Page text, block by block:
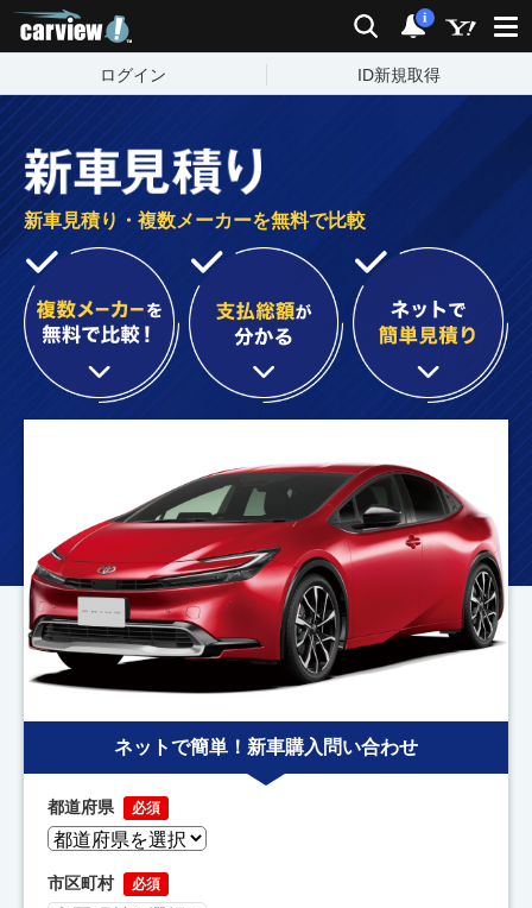
検索 通知
i
ログイン ID新規取得
新車見積り・複数メーカーを無料で比較
ネットで簡単！新車購入問い合わせ
都道府県 必須
市区町村 必須